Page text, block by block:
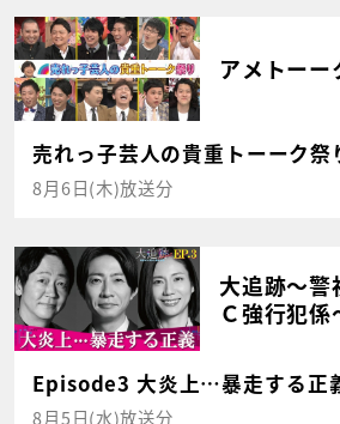
アメトーー
売れっ子芸人の貴重トーーク祭
8月6日(木)放送分
大追跡～警
Ｃ強行犯
Episode3 大炎上…暴走する正
8月5日(水)放送分